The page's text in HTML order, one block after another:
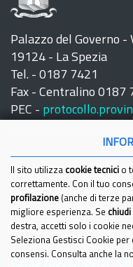
Palazzo del Governo -
19124 - La Spezia
Tel. - 0187 7421
Fax - Centralino 0187
PEC -
Il sito utilizza cookie tecnici o
correttamente. Con il tuo
profilazione (anche di terze
migliore esperienza. Se chiudi
destra, accetti solo i cookie
Seleziona Gestisci Cookie
consensi. Consulta anche la